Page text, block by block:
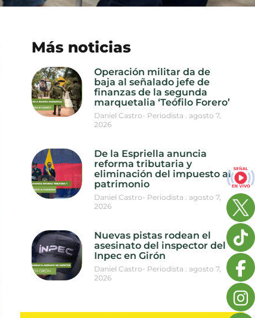
Más noticias
Operación militar da de
baja al señalado jefe de
finanzas de la segunda
marquetalia ‘Teófilo Forero’
Daniel Castro- Periodista
agosto 7,
2026
De la Espriella anuncia
reforma tributaria y
eliminación del impuesto al
patrimonio
Daniel Castro- Periodista
agosto 7,
2026
Nuevas pistas rodean el
asesinato del inspector del
Inpec en Girón
Daniel Castro- Periodista
agosto 7,
2026